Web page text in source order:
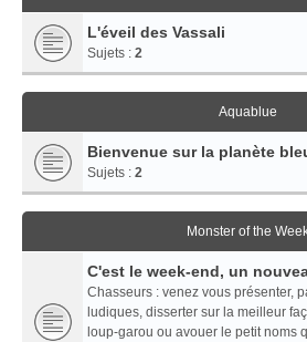
L'éveil des Vassali
Sujets : 2
Aquablue
Bienvenue sur la planète
Sujets : 2
Monster of the
C'est le week-end, un
Chasseurs : venez vous présenter,
ludiques, disserter sur la meilleur
loup-garou ou avouer le petit noms